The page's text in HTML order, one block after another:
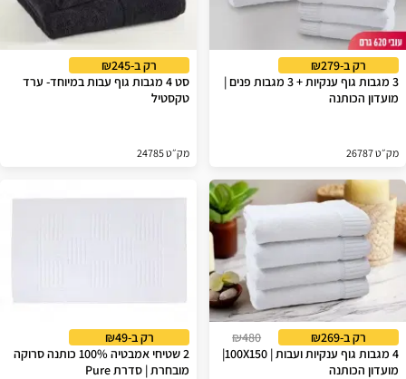
רק ב-₪279
3 מגבות גוף ענקיות + 3 מגבות פנים |
מועדון הכותנה
מק״ט 26787
רק ב-₪245
סט 4 מגבות גוף עבות במיוחד- ערד
טקסטיל
מק״ט 24785
רק ב-₪269
₪480
4 מגבות גוף ענקיות ועבות | 100X150|
מועדון הכותנה
רק ב-₪49
2 שטיחי אמבטיה 100% כותנה סרוקה
מובחרת | סדרת Pure